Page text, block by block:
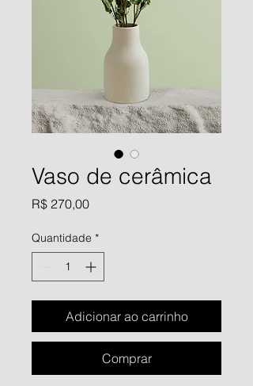
Vaso de cerâmica
R$ 270,00Preço
Quantidade *
Adicionar ao carrinho
Comprar